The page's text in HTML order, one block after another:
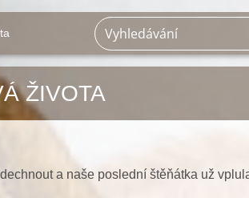
ŽIVOTA
a naše poslední štěňátka už